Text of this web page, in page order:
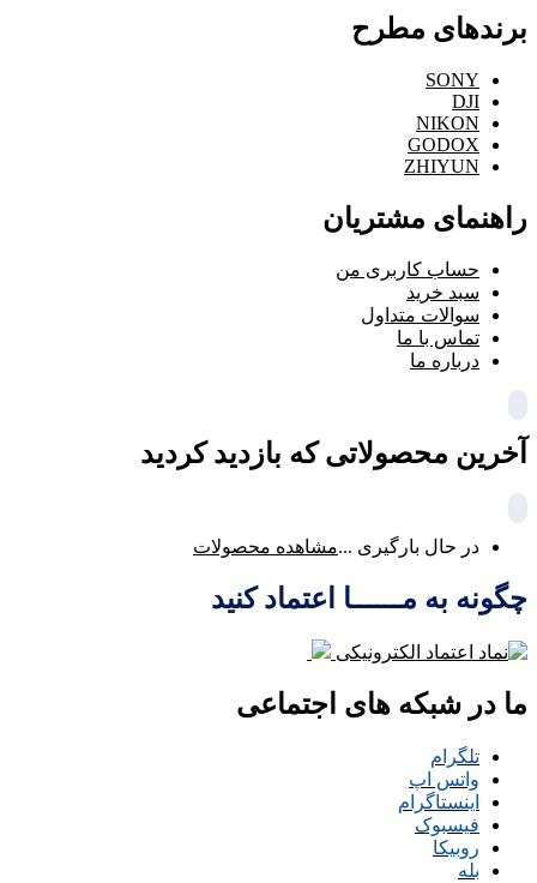
برندهای مطرح
SONY
DJI
NIKON
GODOX
ZHIYUN
راهنمای مشتریان
حساب کاربری من
سبد خرید
سوالات متداول
تماس با ما
درباره ما
آخرین محصولاتی که بازدید کردید
در حال بارگیری ...مشاهده محصولات
چگونه به مــــــا اعتماد کنید
ما در شبکه های اجتماعی
تلگرام
واتس اپ
اینستاگرام
فیسبوک
روبیکا
بله